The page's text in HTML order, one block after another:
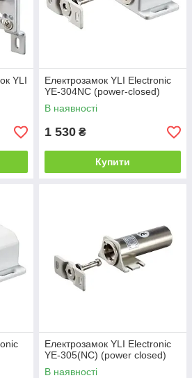
YLI
Електрозамок YLI Electronic
YE-304NC (power-closed)
В наявності
1 530 ₴
Купити
Електрозамок YLI Electronic
YE-305(NC) (power closed)
В наявності